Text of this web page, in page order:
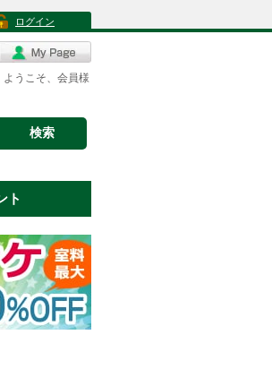
ログイン
ようこそ、会員様
検索
ト